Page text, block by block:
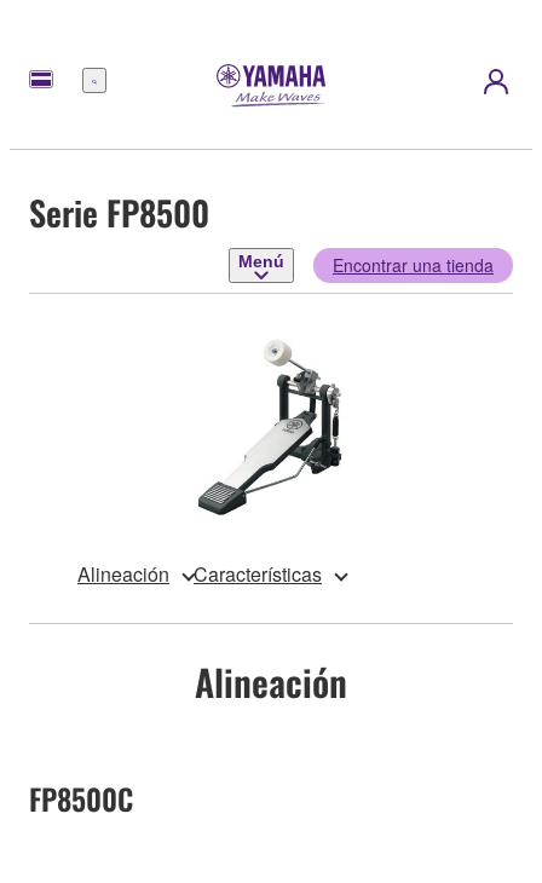
Menú
Serie FP8500
Menú Encontrar una tienda
Alineación Características
Alineación
FP8500C